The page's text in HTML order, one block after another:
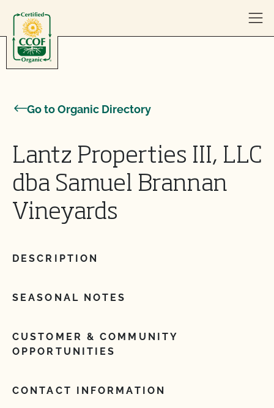
Go to Organic Directory
Lantz Properties III, LLC
dba Samuel Brannan
Vineyards
DESCRIPTION
SEASONAL NOTES
CUSTOMER & COMMUNITY
OPPORTUNITIES
CONTACT INFORMATION